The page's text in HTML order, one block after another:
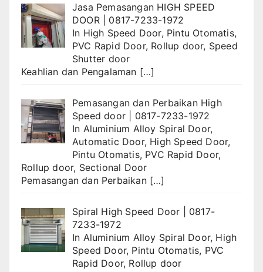
Jasa Pemasangan HIGH SPEED
DOOR | 0817-7233-1972
In High Speed Door, Pintu Otomatis,
PVC Rapid Door, Rollup door, Speed
Shutter door
Keahlian dan Pengalaman […]
Pemasangan dan Perbaikan High
Speed door | 0817-7233-1972
In Aluminium Alloy Spiral Door,
Automatic Door, High Speed Door,
Pintu Otomatis, PVC Rapid Door,
Rollup door, Sectional Door
Pemasangan dan Perbaikan […]
Spiral High Speed Door | 0817-
7233-1972
In Aluminium Alloy Spiral Door, High
Speed Door, Pintu Otomatis, PVC
Rapid Door, Rollup door